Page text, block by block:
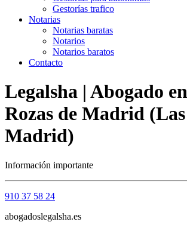
Gestorías trafico
Notarias
Notarias baratas
Notarios
Notarios baratos
Contacto
Legalsha | Abogado
Rozas de Madrid (Las
Madrid)
Información importante
910 37 58 24
abogadoslegalsha.es